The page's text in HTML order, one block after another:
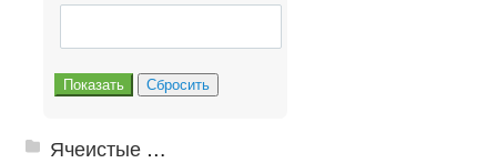
Ячеистые грязезащитные покрытия